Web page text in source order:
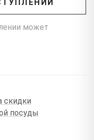
может
скидки
посуды